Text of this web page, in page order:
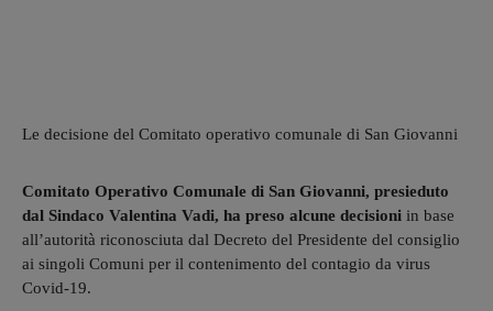
Le decisione del Comitato operativo comunale di San Giovanni
Comitato Operativo Comunale di San Giovanni, presieduto
dal Sindaco Valentina Vadi, ha preso alcune decisioni in base
all’autorità riconosciuta dal Decreto del Presidente del consiglio
ai singoli Comuni per il contenimento del contagio da virus
Covid-19.